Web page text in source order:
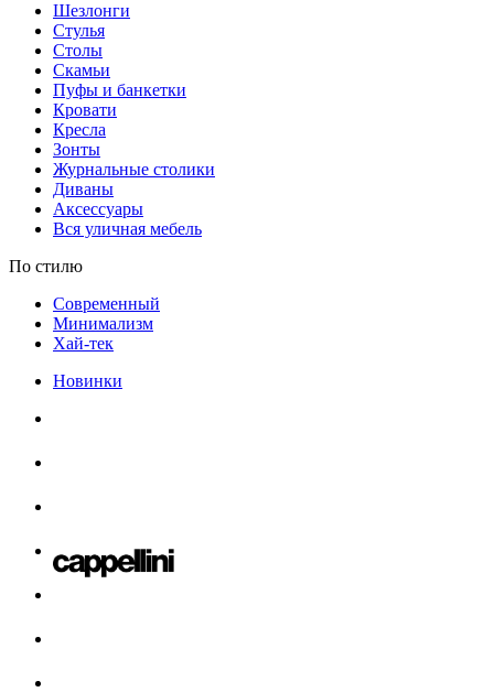
Шезлонги
Стулья
Столы
Скамьи
Пуфы и банкетки
Кровати
Кресла
Зонты
Журнальные столики
Диваны
Аксессуары